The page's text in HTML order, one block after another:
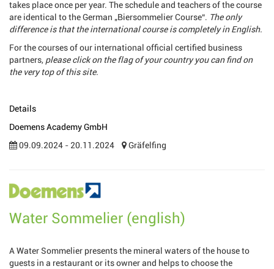
takes place once per year. The schedule and teachers of the course
are identical to the German „Biersommelier Course“. The only
difference is that the international course is completely in English.
For the courses of our international official certified business
partners, please click on the flag of your country you can find on
the very top of this site.
Details
Doemens Academy GmbH
09.09.2024 - 20.11.2024
Gräfelfing
Water Sommelier (english)
A Water Sommelier presents the mineral waters of the house to
guests in a restaurant or its owner and helps to choose the